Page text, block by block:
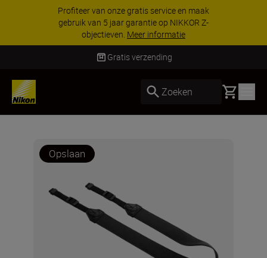
Profiteer van onze gratis service en maak
gebruik van 5 jaar garantie op NIKKOR Z-
objectieven. Meer informatie
Gratis verzending
Zoeken Basket
Opslaan